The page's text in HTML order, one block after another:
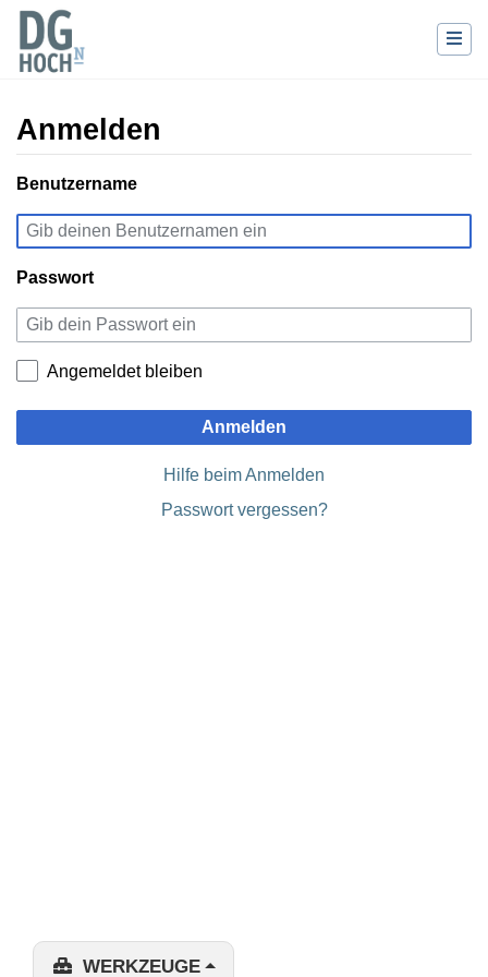
Anmelden
Wechseln zu:Navigation
Benutzername
Passwort
Angemeldet bleiben
Anmelden
Hilfe beim Anmelden
Passwort vergessen?
WERKZEUGE